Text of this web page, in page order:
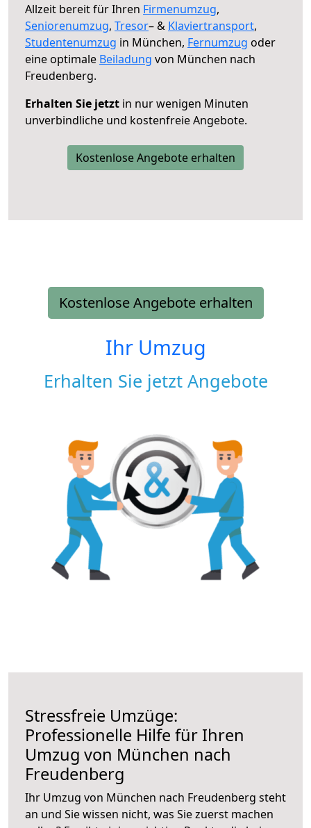
Allzeit bereit für Ihren Firmenumzug,
Seniorenumzug, Tresor– & Klaviertransport,
Studentenumzug in München, Fernumzug oder
eine optimale Beiladung von München nach
Freudenberg.
Erhalten Sie jetzt in nur wenigen Minuten
unverbindliche und kostenfreie Angebote.
Kostenlose Angebote erhalten
Kostenlose Angebote erhalten
Ihr Umzug
Erhalten Sie jetzt Angebote
Stressfreie Umzüge:
Professionelle Hilfe für Ihren
Umzug von München nach
Freudenberg
Ihr Umzug von München nach Freudenberg steht
an und Sie wissen nicht, was Sie zuerst machen